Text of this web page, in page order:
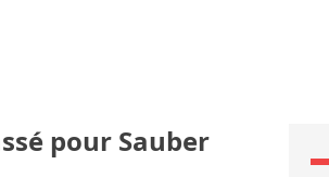
pour Sauber